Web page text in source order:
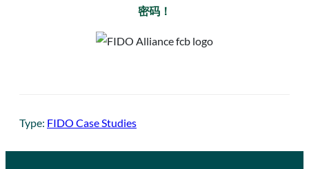
密码！
Type: FIDO Case Studies